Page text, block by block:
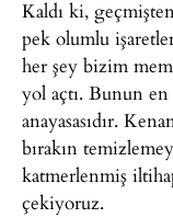
Kaldı ki,
pek olumlu
her şey bizim
yol açtı. Bunun
anayasasıdır.
bırakın
katmerlenmiş
çekiyoruz.